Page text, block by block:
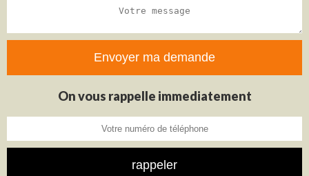
On vous rappelle immediatement